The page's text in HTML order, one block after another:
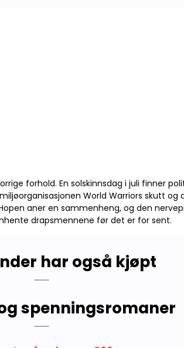
forhold. En solskinnsdag i juli finner
World Warriors skutt
aner en sammenheng, og den
drapsmennene før det er for sent.
har også kjøpt
spenningsromaner